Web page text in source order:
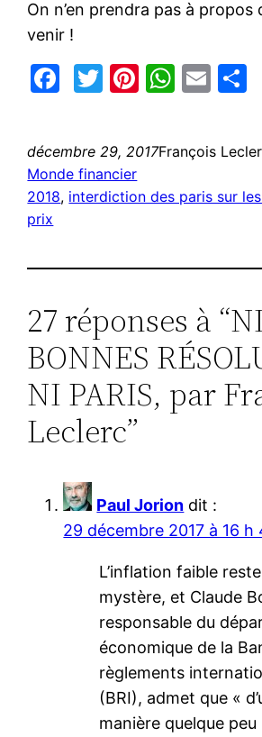
On n’en prendra pas à propos
venir !
Facebook
Twitter
Pinterest
décembre 29, 2017François
Monde financier
2018, interdiction des paris sur
prix
27 réponses à
BONNES
NI PARIS, par
Leclerc”
Paul Jorion dit :
29 décembre 2017 à 16 h
L’inflation faible
mystère, et Claude
responsable du
économique de la
règlements
(BRI), admet que «
manière quelque peu